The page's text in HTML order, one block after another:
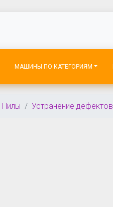
МАШИНЫ ПО КАТЕГОРИЯМ
Пилы Устранение дефектов